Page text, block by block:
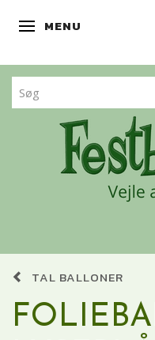
SKIFTE NAVIGATION
MENU
TAL BALLONER